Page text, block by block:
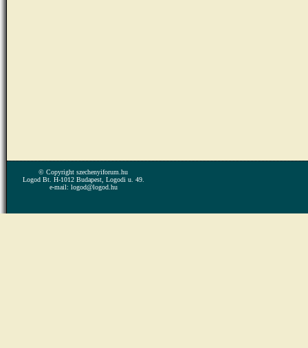
© Copyright szechenyiforum.hu
Logod Bt. H-1012 Budapest, Logodi u. 49.
e-mail: logod@logod.hu